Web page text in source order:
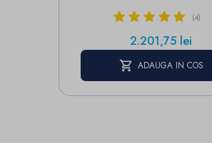
(4)
Pret
2.201,75 lei
ADAUGA IN COS